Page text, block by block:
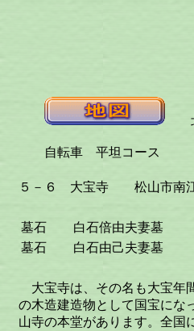
北
自転車 平坦コース
５－６ 大宝寺 松山市南
墓石 白石倍由夫妻墓
墓石
白石由己夫妻墓
大宝寺は、その名も大宝年
の木造建造物として国宝にな
山寺の本堂があります。全国